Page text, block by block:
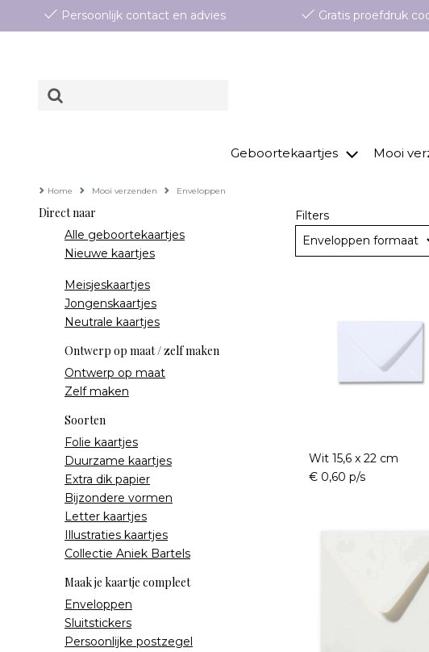
Persoonlijk contact en advies Gratis proefdruk
Geboortekaartjes Mooi
Home Mooi verzenden Enveloppen
Direct naar
Alle geboortekaartjes
Nieuwe kaartjes
Meisjeskaartjes
Jongenskaartjes
Neutrale kaartjes
Ontwerp op maat / zelf maken
Ontwerp op maat
Zelf maken
Soorten
Folie kaartjes
Duurzame kaartjes
Extra dik papier
Bijzondere vormen
Letter kaartjes
Illustraties kaartjes
Collectie Aniek Bartels
Maak je kaartje compleet
Enveloppen
Sluitstickers
Persoonlijke postzegel
Filters
Enveloppen formaat
Wit 15,6 x 22 cm
€ 0,60 p/s